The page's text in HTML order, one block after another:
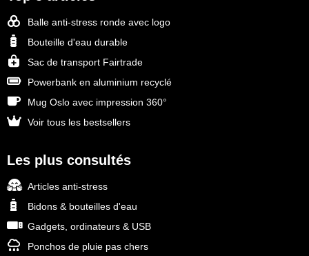
Balle anti-stress ronde avec logo
Bouteille d'eau durable
Sac de transport Fairtrade
Powerbank en aluminium recyclé
Mug Oslo avec impression 360°
Voir tous les bestsellers
Les plus consultés
Articles anti-stress
Bidons & bouteilles d'eau
Gadgets, ordinateurs & USB
Ponchos de pluie pas chers